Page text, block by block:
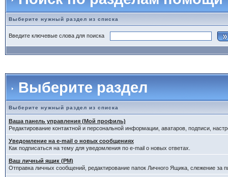
Выберите нужный раздел из списка
Введите ключевые слова для поиска
Выберите раздел
Выберите нужный раздел из списка
Ваша панель управления (Мой профиль)
Редактирование контактной и персональной информации, аватаров, подписи,
Уведомление на e-mail о новых сообщениях
Как подписаться на тему для уведомления по e-mail о новых ответах.
Ваш личный ящик (PM)
Отправка личных сообщений, редактирование папок Личного Ящика, слежение за